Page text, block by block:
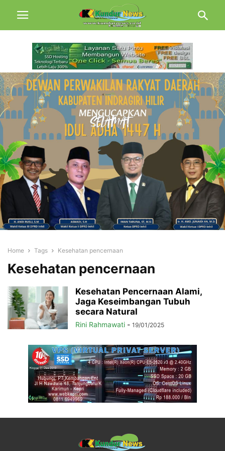
Home Tags Kesehatan pencernaan
Kesehatan pencernaan
Kesehatan Pencernaan Alami,
Jaga Keseimbangan Tubuh
secara Natural
Rini Rahmawati - 19/01/2025